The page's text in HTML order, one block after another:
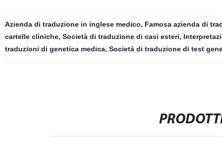
Azienda di traduzione in inglese medico, Famosa azienda di
cartelle cliniche, Società di traduzione di casi esteri,
traduzioni di genetica medica, Società di traduzione di test